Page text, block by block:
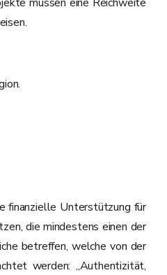
finanzielle Unterstützung für
die mindestens einen der
betreffen, welche von der
werden: „Authentizität,